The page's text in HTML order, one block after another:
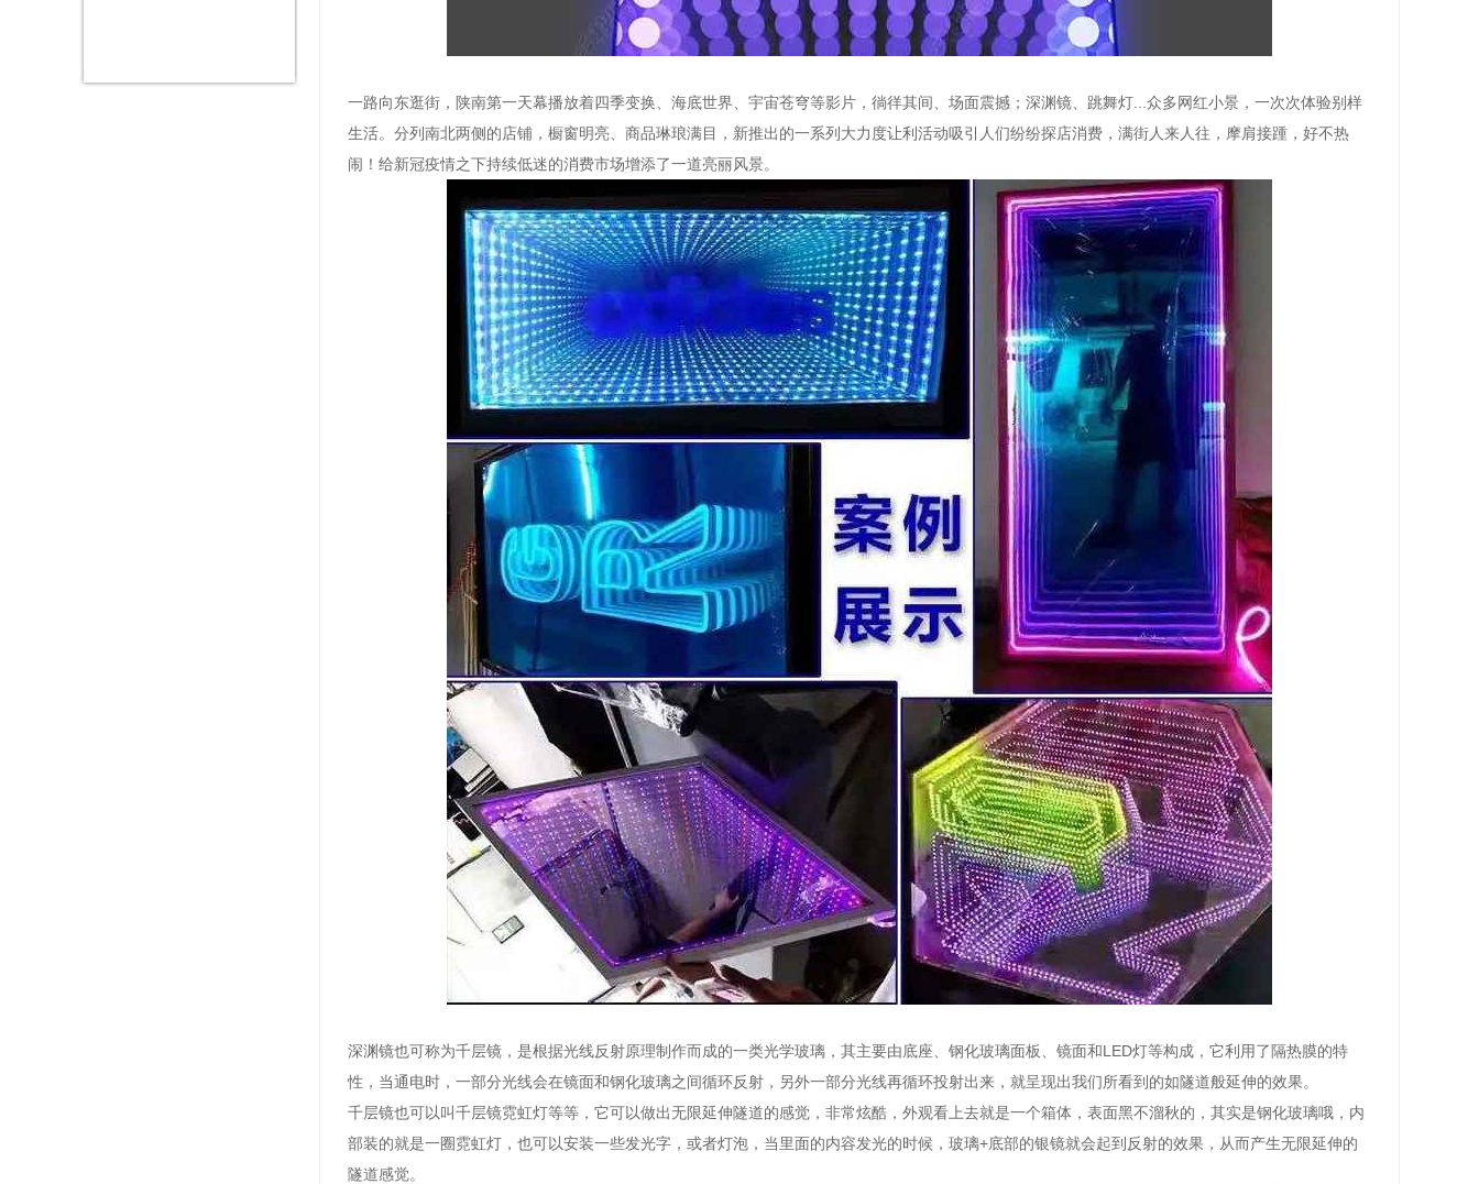
一路向东逛街，陕南第一天幕播放着四季变换、海底世界、宇宙苍穹等影片，徜徉其间、场面震撼；深渊镜、跳舞灯...众多网红小景，一次次体验别样
生活。分列南北两侧的店铺，橱窗明亮、商品琳琅满目，新推出的一系列大力度让利活动吸引人们纷纷探店消费，满街人来人往，摩肩接踵，好不热
闹！给新冠疫情之下持续低迷的消费市场增添了一道亮丽风景。
深渊镜也可称为千层镜，是根据光线反射原理制作而成的一类光学玻璃，其主要由底座、钢化玻璃面板、镜面和LED灯等构成，它利用了隔热膜的特
性，当通电时，一部分光线会在镜面和钢化玻璃之间循环反射，另外一部分光线再循环投射出来，就呈现出我们所看到的如隧道般延伸的效果。
千层镜也可以叫千层镜霓虹灯等等，它可以做出无限延伸隧道的感觉，非常炫酷，外观看上去就是一个箱体，表面黑不溜秋的，其实是钢化玻璃哦，内
部装的就是一圈霓虹灯，也可以安装一些发光字，或者灯泡，当里面的内容发光的时候，玻璃+底部的银镜就会起到反射的效果，从而产生无限延伸的
隧道感觉。